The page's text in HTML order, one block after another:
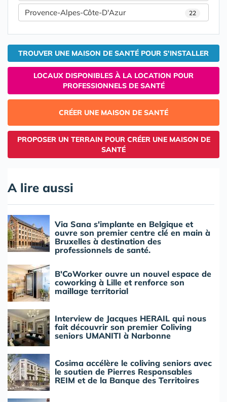
Provence-Alpes-Côte-D'Azur 22
TROUVER UNE MAISON DE SANTÉ POUR S'INSTALLER
LOCAUX DISPONIBLES À LA LOCATION POUR
PROFESSIONNELS DE SANTÉ
CRÉER UNE MAISON DE SANTÉ
PROPOSER UN TERRAIN POUR CRÉER UNE MAISON DE
SANTÉ
A lire aussi
Via Sana s'implante en Belgique et
ouvre son premier centre clé en main à
Bruxelles à destination des
professionnels de santé.
B'CoWorker ouvre un nouvel espace de
coworking à Lille et renforce son
maillage territorial
Interview de Jacques HERAIL qui nous
fait découvrir son premier Coliving
seniors UMANITI à Narbonne
Cosima accélère le coliving seniors avec
le soutien de Pierres Responsables
REIM et de la Banque des Territoires